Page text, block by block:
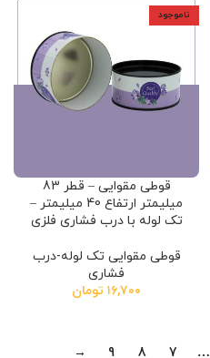
ناموجود
قوطی مقوایی – قطر 83
میلیمتر ارتفاع 40 میلیمتر –
تک لوله با درب فشاری فلزی
قوطی مقوایی تک لوله-درب
فشاری
۱۶,۷۰۰ تومان
…
7
8
9
→